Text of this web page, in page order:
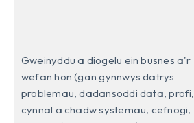
Gweinyddu a diogelu ein busnes a'r
wefan hon (gan gynnwys datrys
problemau, dadansoddi data, profi,
cynnal a chadw systemau, cefnogi,